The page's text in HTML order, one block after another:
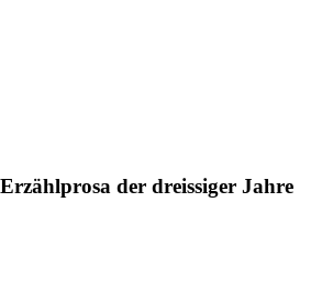
der dreissiger Jahre